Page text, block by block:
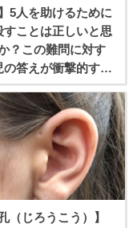
5人を助けるために
すことは正しいと思
？この難問に対す
の答えが衝撃的すぎ
（じろうこう）】